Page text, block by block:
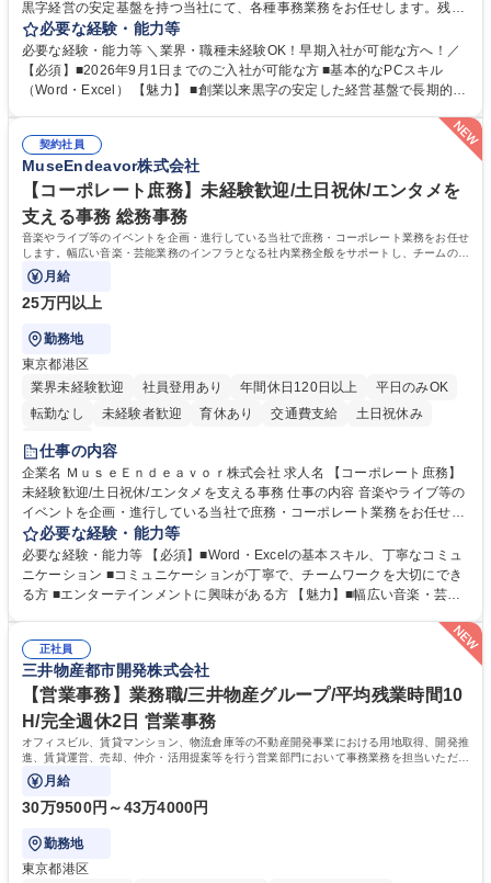
黒字経営の安定基盤を持つ当社にて、各種事務業務をお任せします。残業
がほぼ発生せず、連続した日程の有給取得が可能なため、WLBを整えたい
方にお勧めの環境です！ 入社後はOJTを通じて丁寧に研修を行いますの
で、事務未経験の方でも安心して臨むことができます。 【業務詳細】■電
話・来客対応 ■物件の鍵や社内の備品管理 ■データ入力や書類作成 ■契約
必要な経験・能力等
必要な経験・能力等 ＼業界・職種未経験OK！早期入社が可能な方へ！／
【必須】■2026年9月1日までのご入社が可能な方 ■基本的なPCスキル
（Word・Excel） 【魅力】 ■創業以来黒字の安定した経営基盤で長期的に
両立が可能 ■有給取得を積極的に推奨、年間10日程度の取得実績 ■1ヶ月
のOJTで業務を習得可能、未経験でもしっかりサポート 学歴・資格 学
歴：大学院 大学 高専 短大 語学力： 資格：
契約社員
MuseEndeavor株式会社
【コーポレート庶務】未経験歓迎/土日祝休/エンタメを
支える事務 総務事務
音楽やライブ等のイベントを企画・進行している当社で庶務・コーポレート業務をお任せ
します。幅広い音楽・芸能業務のインフラとなる社内業務全般をサポートし、チームの円
滑な運営を支えていただきます。
月給
25万円以上
勤務地
東京都港区
業界未経験歓迎
社員登用あり 年間休日120日以上
平日のみOK
転勤なし
未経験者歓迎 育休あり 交通費支給
土日祝休み
服装自由
仕事の内容
企業名 ＭｕｓｅＥｎｄｅａｖｏｒ株式会社 求人名 【コーポレート庶務】
未経験歓迎/土日祝休/エンタメを支える事務 仕事の内容 音楽やライブ等の
イベントを企画・進行している当社で庶務・コーポレート業務をお任せし
ます。幅広い音楽・芸能業務のインフラとなる社内業務全般をサポート
し、チームの円滑な運営を支えていただきます。 ■社内の庶務・一般事務
全般、書類整理、備品管理・発注 ■郵便物の仕分け、来客・電話対応、社
内環境の維持サポート ■経理や人事/採用の外注事業者とのやりとり・プロ
く 進行管理能力や調整力など、市場価値の高いキャリアアップが可能で
す。 ※業務の変更範囲：会社の定める業務※ 募集職種 【コーポレート庶
務】未経験歓迎/土日祝休/エンタメを支える事務
必要な経験・能力等
必要な経験・能力等 【必須】■Word・Excelの基本スキル、丁寧なコミュ
ニケーション ■コミュニケーションが丁寧で、チームワークを大切にでき
る方 ■エンターテインメントに興味がある方 【魅力】■幅広い音楽・芸能
体感しながら、社会貢献性の高い業務に携わることができます。■単なる
ルーティンワークに留まらず、外注事業者との連携や業務プロセスの推進
など、自らの裁量で組織の仕組みづくりに関われるやりがいがあります。
■土日祝休みで、プライベートと両立しながら専門スキルを磨ける環境で
す。 学歴・資格 学歴：大学院 大学 高専 短大 専修学校 高校 語学力： 資
格：
正社員
三井物産都市開発株式会社
【営業事務】業務職/三井物産グループ/平均残業時間10
H/完全週休2日 営業事務
オフィスビル、賃貸マンション、物流倉庫等の不動産開発事業における用地取得、開発推
進、賃貸運営、売却、仲介・活用提案等を行う営業部門において事務業務を担当いただき
ます。
月給
30万9500円～43万4000円
勤務地
東京都港区